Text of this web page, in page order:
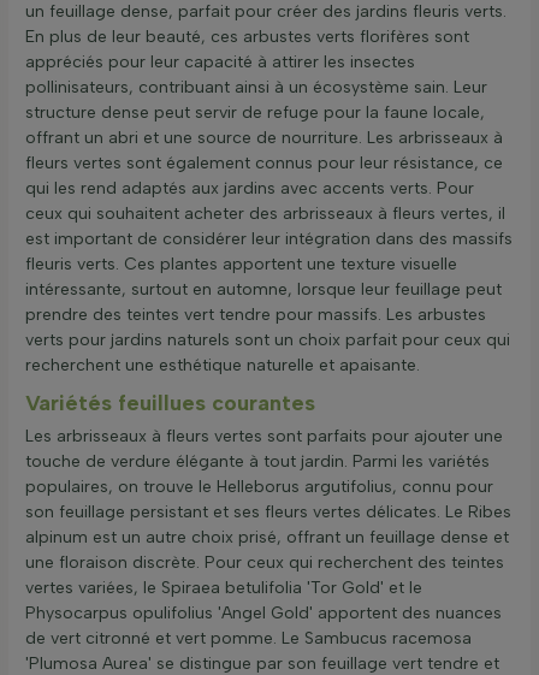
un feuillage dense, parfait pour créer des jardins fleuris verts.
En plus de leur beauté, ces arbustes verts florifères sont
appréciés pour leur capacité à attirer les insectes
pollinisateurs, contribuant ainsi à un écosystème sain. Leur
structure dense peut servir de refuge pour la faune locale,
offrant un abri et une source de nourriture. Les arbrisseaux à
fleurs vertes sont également connus pour leur résistance, ce
qui les rend adaptés aux jardins avec accents verts. Pour
ceux qui souhaitent acheter des arbrisseaux à fleurs vertes, il
est important de considérer leur intégration dans des massifs
fleuris verts. Ces plantes apportent une texture visuelle
intéressante, surtout en automne, lorsque leur feuillage peut
prendre des teintes vert tendre pour massifs. Les arbustes
verts pour jardins naturels sont un choix parfait pour ceux qui
recherchent une esthétique naturelle et apaisante.
Variétés feuillues courantes
Les arbrisseaux à fleurs vertes sont parfaits pour ajouter une
touche de verdure élégante à tout jardin. Parmi les variétés
populaires, on trouve le Helleborus argutifolius, connu pour
son feuillage persistant et ses fleurs vertes délicates. Le Ribes
alpinum est un autre choix prisé, offrant un feuillage dense et
une floraison discrète. Pour ceux qui recherchent des teintes
vertes variées, le Spiraea betulifolia 'Tor Gold' et le
Physocarpus opulifolius 'Angel Gold' apportent des nuances
de vert citronné et vert pomme. Le Sambucus racemosa
'Plumosa Aurea' se distingue par son feuillage vert tendre et